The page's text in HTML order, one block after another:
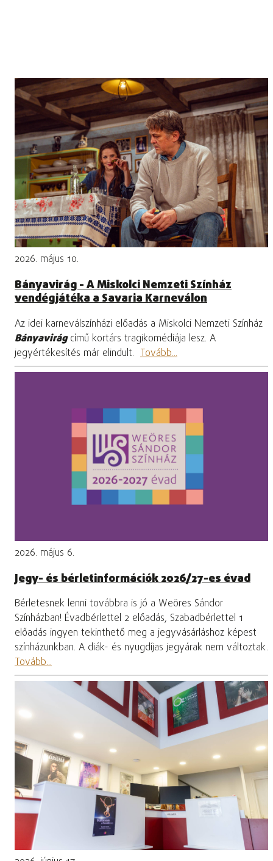
2026. május 10.
Bányavirág - A Miskolci Nemzeti Színház
vendégjátéka a Savaria Karneválon
Az idei karneválszínházi előadás a Miskolci Nemzeti Színház
Bányavirágcímű kortárs tragikomédiája lesz. A
jegyértékesítés már elindult. Tovább...
2026. május 6.
Jegy- és bérletinformációk 2026/27-es évad
Bérletesnek lenni továbbra is jó a Weöres Sándor
Színházban! Évadbérlettel 2 előadás, Szabadbérlettel 1
előadás ingyen tekinthető meg a jegyvásárláshoz képest
színházunkban. A diák- és nyugdíjas jegyárak nem változtak.
Tovább...